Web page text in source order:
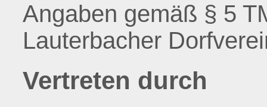
Angaben gemäß § 5
Lauterbacher
Vertreten durch